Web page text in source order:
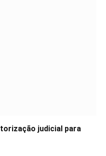
judicial para